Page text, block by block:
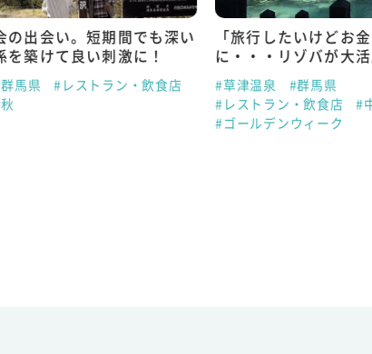
の出会い。短期間でも深い
を築けて良い刺激に！
馬県
#レストラン・飲食店
「旅行したいけどお
に・・・リゾバが大活
#草津温泉
#群馬県
#レストラン・飲食店
#
#ゴールデンウィーク